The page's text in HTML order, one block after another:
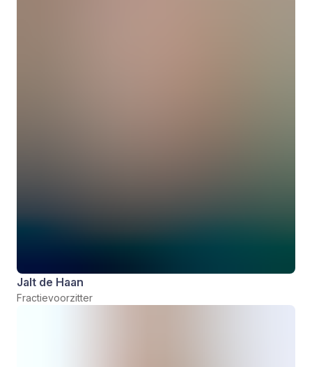
Jalt de Haan
Fractievoorzitter